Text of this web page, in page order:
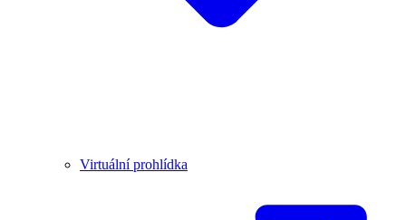
Virtuální prohlídka